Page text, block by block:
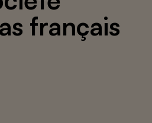
français